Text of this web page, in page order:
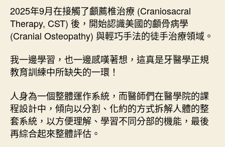
者
佈
日
期
用
顱
骨
學
〉
中
2025年9月在接觸了顱薦椎治療 (Craniosacral
Therapy, CST) 後，開始認識美國的顱骨病學
(Cranial Osteopathy) 與輕巧手法的徒手治療領域。
我一邊學習，也一邊感嘆著想，這真是牙醫學正規
教育訓練中所缺失的一環！
人身為一個整體運作系統，而醫師們在醫學院的課
程設計中，傾向以分割、化約的方式拆解人體的整
套系統，以方便理解、學習不同分部的機能，最後
再綜合起來整體評估。